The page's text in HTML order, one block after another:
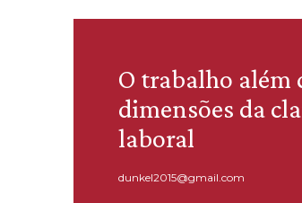
O trabalho além
dimensões da
laboral
dunkel2015@gmail.com